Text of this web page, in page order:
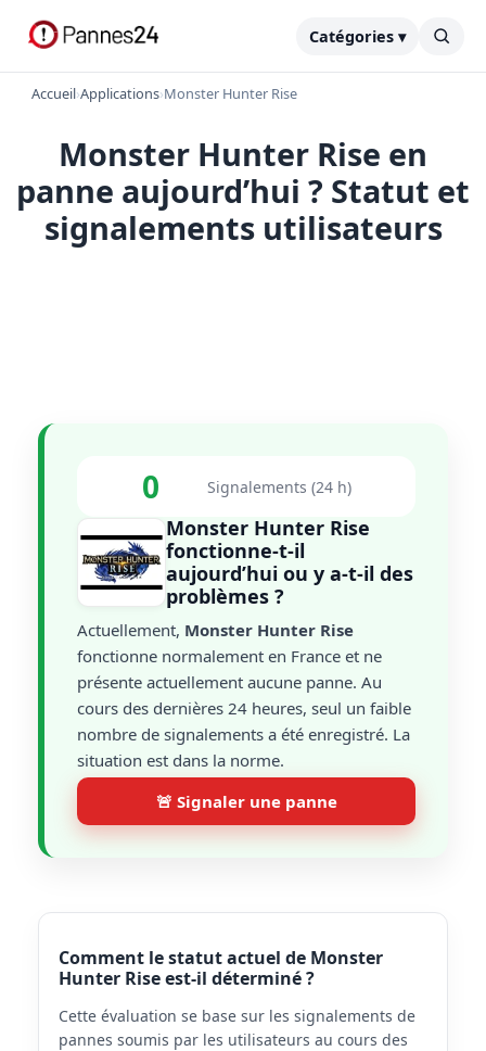
Catégories ▾
Accueil›Applications›Monster Hunter Rise
Monster Hunter Rise en
panne aujourd’hui ? Statut et
signalements utilisateurs
0 Signalements (24 h)
Monster Hunter Rise
fonctionne-t-il
aujourd’hui ou y a-t-il des
problèmes ?
Actuellement, Monster Hunter Rise
fonctionne normalement en France et ne
présente actuellement aucune panne. Au
cours des dernières 24 heures, seul un faible
nombre de signalements a été enregistré. La
situation est dans la norme.
🚨 Signaler une panne
Comment le statut actuel de Monster
Hunter Rise est-il déterminé ?
Cette évaluation se base sur les signalements de
pannes soumis par les utilisateurs au cours des